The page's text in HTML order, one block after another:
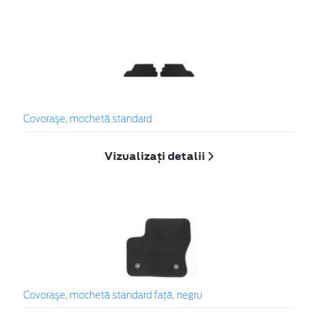
Covoraşe, mochetă standard
Vizualizați detalii
Covoraşe, mochetă standard faţă, negru